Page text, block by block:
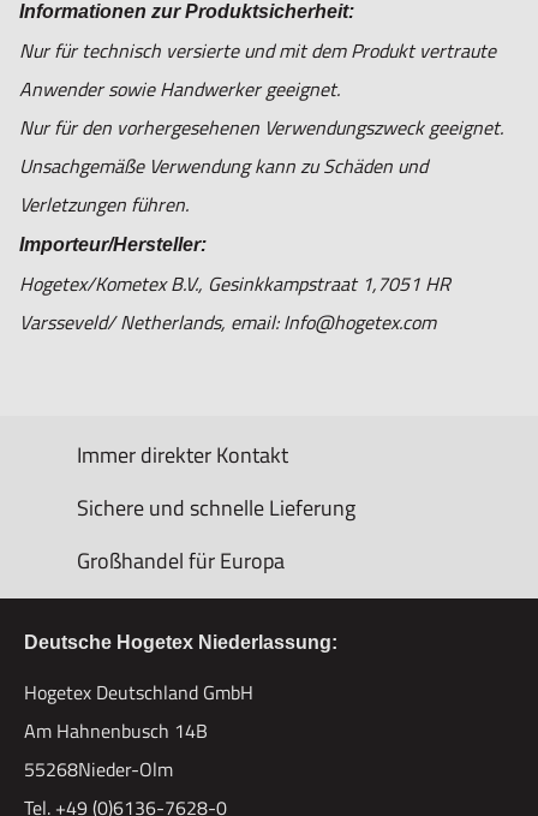
Informationen zur Produktsicherheit:
Nur für technisch versierte und mit dem Produkt vertraute
Anwender sowie Handwerker geeignet.
Nur für den vorhergesehenen Verwendungszweck geeignet.
Unsachgemäße Verwendung kann zu Schäden und
Verletzungen führen.
Importeur/Hersteller:
Hogetex/Kometex B.V., Gesinkkampstraat 1,7051 HR
Varsseveld/ Netherlands, email: Info@hogetex.com
Immer direkter Kontakt
Sichere und schnelle Lieferung
Großhandel für Europa
Deutsche Hogetex Niederlassung:
Hogetex Deutschland GmbH
Am Hahnenbusch 14B
55268Nieder-Olm
Tel. +49 (0)6136-7628-0